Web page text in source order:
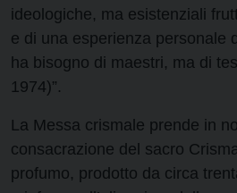
ideologiche, ma esistenziali
e di una esperienza personale
ha bisogno di maestri, ma di
1974)”.
La Messa crismale prende in
consacrazione del sacro
profumo, prodotto da circa